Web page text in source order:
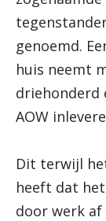
genoemd.
huis neemt
driehonderd
AOW
Dit terwijl
heeft dat
door werk